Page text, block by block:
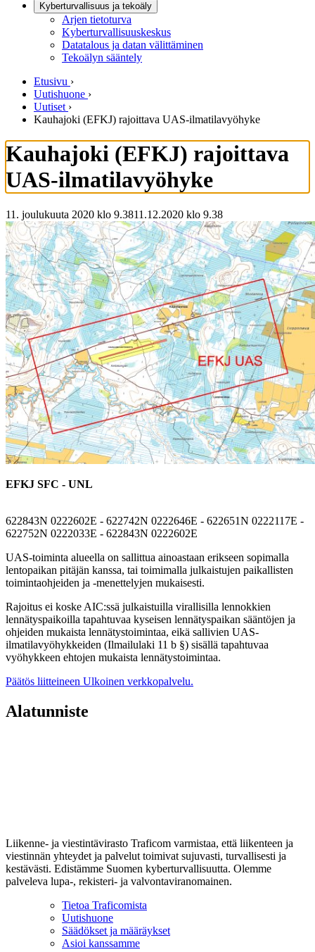
Kyberturvallisuus ja tekoäly
Arjen tietoturva
Kyberturvallisuuskeskus
Datatalous ja datan välittäminen
Tekoälyn sääntely
Etusivu ›
Uutishuone ›
Uutiset ›
Kauhajoki (EFKJ) rajoittava UAS-ilmatilavyöhyke
Kauhajoki (EFKJ) rajoittava
UAS-ilmatilavyöhyke
11. joulukuuta 2020 klo 9.3811.12.2020 klo 9.38
EFKJ SFC - UNL
622843N 0222602E - 622742N 0222646E - 622651N 0222117E -
622752N 0222033E - 622843N 0222602E
UAS-toiminta alueella on sallittua ainoastaan erikseen sopimalla
lentopaikan pitäjän kanssa, tai toimimalla julkaistujen paikallisten
toimintaohjeiden ja -menettelyjen mukaisesti.
Rajoitus ei koske AIC:ssä julkaistuilla virallisilla lennokkien
lennätyspaikoilla tapahtuvaa kyseisen lennätyspaikan sääntöjen ja
ohjeiden mukaista lennätystoimintaa, eikä sallivien UAS-
ilmatilavyöhykkeiden (Ilmailulaki 11 b §) sisällä tapahtuvaa
vyöhykkeen ehtojen mukaista lennätystoimintaa.
Päätös liitteineen Ulkoinen verkkopalvelu.
Alatunniste
Liikenne- ja viestintävirasto Traficom varmistaa, että liikenteen ja
viestinnän yhteydet ja palvelut toimivat sujuvasti, turvallisesti ja
kestävästi. Edistämme Suomen kyberturvallisuutta. Olemme
palveleva lupa-, rekisteri- ja valvontaviranomainen.
Tietoa Traficomista
Uutishuone
Säädökset ja määräykset
Asioi kanssamme